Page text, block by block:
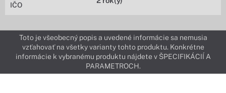
IČO
Toto je všeobecný popis a uvedené informácie sa nemusia
vzťahovať na všetky varianty tohto produktu. Konkrétne
informácie k vybranému produktu nájdete v ŠPECIFIKÁCIÍ A
PARAMETROCH.